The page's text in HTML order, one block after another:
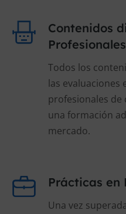
Contenidos
Profesionales
Todos los
las evaluaciones
profesionales de
una formación
mercado.
Prácticas en
Una vez